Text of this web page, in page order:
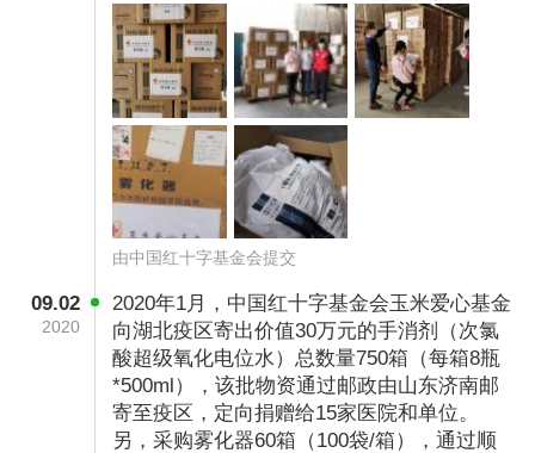
由中国红十字基金会提交
09.02
2020
2020年1月，中国红十字基金会玉米爱心基金
向湖北疫区寄出价值30万元的手消剂（次氯
酸超级氧化电位水）总数量750箱（每箱8瓶
*500ml），该批物资通过邮政由山东济南邮
寄至疫区，定向捐赠给15家医院和单位。
另，采购雾化器60箱（100袋/箱），通过顺